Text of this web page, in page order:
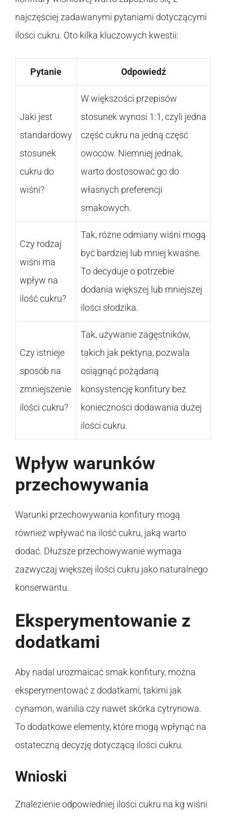
najczęściej zadawanymi pytaniami dotyczącymi
ilości cukru. Oto kilka kluczowych kwestii:
Pytanie Odpowiedź
Jaki jest
standardowy
stosunek
cukru do
wiśni?
W większości przepisów
stosunek wynosi 1:1, czyli jedna
część cukru na jedną część
owoców. Niemniej jednak,
warto dostosować go do
własnych preferencji
smakowych.
Czy rodzaj
wiśni ma
wpływ na
ilość cukru?
Tak, różne odmiany wiśni mogą
być bardziej lub mniej kwaśne.
To decyduje o potrzebie
dodania większej lub mniejszej
ilości słodzika.
Czy istnieje
sposób na
zmniejszenie
ilości cukru?
Tak, używanie zagęstników,
takich jak pektyna, pozwala
osiągnąć pożądaną
konsystencję konfitury bez
konieczności dodawania dużej
ilości cukru.
Wpływ warunków
przechowywania
Warunki przechowywania konfitury mogą
również wpływać na ilość cukru, jaką warto
dodać. Dłuższe przechowywanie wymaga
zazwyczaj większej ilości cukru jako naturalnego
konserwantu.
Eksperymentowanie z
dodatkami
Aby nadal urozmaicać smak konfitury, można
eksperymentować z dodatkami, takimi jak
cynamon, wanilia czy nawet skórka cytrynowa.
To dodatkowe elementy, które mogą wpłynąć na
ostateczną decyzję dotyczącą ilości cukru.
Wnioski
Znalezienie odpowiedniej ilości cukru na kg wiśni